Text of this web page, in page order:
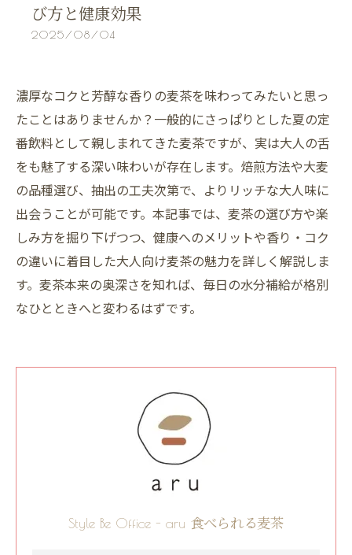
び方と健康効果
2025/08/04
濃厚なコクと芳醇な香りの麦茶を味わってみたいと思っ
たことはありませんか？一般的にさっぱりとした夏の定
番飲料として親しまれてきた麦茶ですが、実は大人の舌
をも魅了する深い味わいが存在します。焙煎方法や大麦
の品種選び、抽出の工夫次第で、よりリッチな大人味に
出会うことが可能です。本記事では、麦茶の選び方や楽
しみ方を掘り下げつつ、健康へのメリットや香り・コク
の違いに着目した大人向け麦茶の魅力を詳しく解説しま
す。麦茶本来の奥深さを知れば、毎日の水分補給が格別
なひとときへと変わるはずです。
Style Be Office - aru 食べられる麦茶